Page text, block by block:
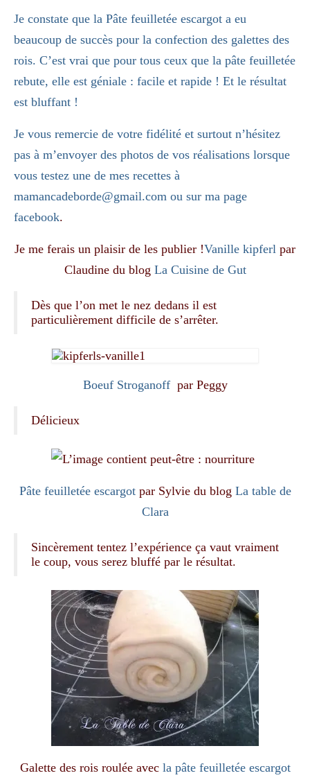
Je constate que la Pâte feuilletée escargot a eu
beaucoup de succès pour la confection des galettes des
rois. C’est vrai que pour tous ceux que la pâte feuilletée
rebute, elle est géniale : facile et rapide ! Et le résultat
est bluffant !
Je vous remercie de votre fidélité et surtout n’hésitez
pas à m’envoyer des photos de vos réalisations lorsque
vous testez une de mes recettes à
mamancadeborde@gmail.com ou sur ma page
facebook.
Je me ferais un plaisir de les publier !Vanille kipferl par
Claudine du blog La Cuisine de Gut
Dès que l’on met le nez dedans il est
particulièrement difficile de s’arrêter.
Boeuf Stroganoffpar Peggy
Délicieux
Pâte feuilletée escargotpar Sylvie du blog La table de
Clara
Sincèrement tentez l’expérience ça vaut vraiment
le coup, vous serez bluffé par le résultat.
Galette des rois roulée avec la pâte feuilletée escargot